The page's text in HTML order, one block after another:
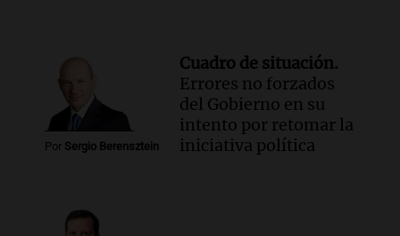
Por Sergio Berensztein
Cuadro de situación.
Errores no forzados
del Gobierno en su
intento por retomar la
iniciativa política